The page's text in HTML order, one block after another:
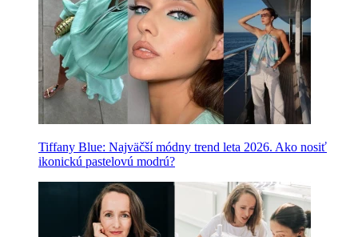
Tiffany Blue: Najväčší módny trend leta 2026. Ako nosiť
ikonickú pastelovú modrú?